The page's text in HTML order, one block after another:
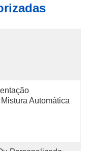
Automática